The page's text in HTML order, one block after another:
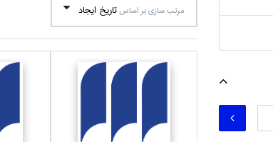
مرتب سازي بر اساس تاريخ ايجاد